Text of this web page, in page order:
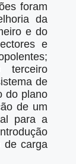
foram
da
e do
e
terceiro
de
do plano
de um
para a
de carga